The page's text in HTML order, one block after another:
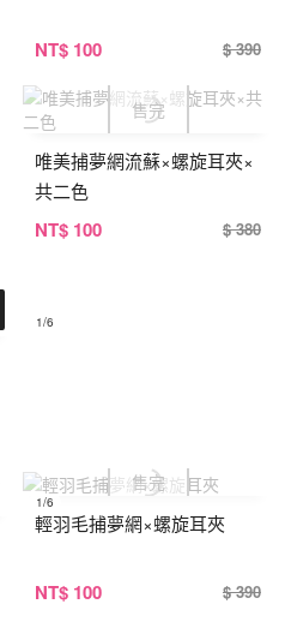
NT$ 100 $ 390
1/6
唯美捕夢網流蘇×螺旋耳夾×
共二色
NT$ 100 $ 380
1/6
輕羽毛捕夢網×螺旋耳夾
NT$ 100 $ 390